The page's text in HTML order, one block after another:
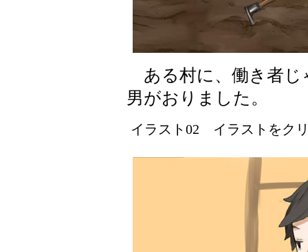
ある村に、働き者じ
男がおりました。
イラスト02 イラストをク